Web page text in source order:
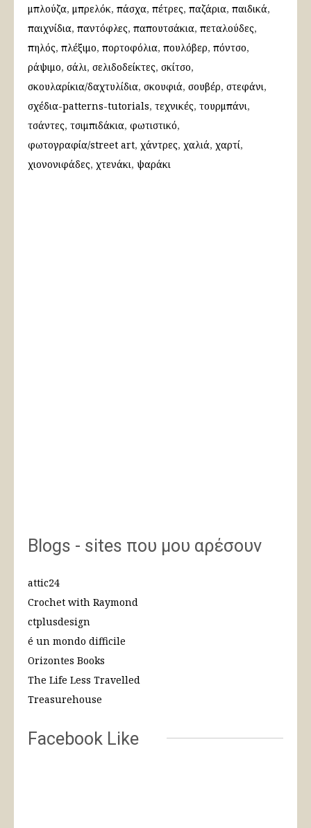
μπλούζα μπρελόκ πάσχα πέτρες παζάρια παιδικά
παιχνίδια παντόφλες παπουτσάκια πεταλούδες
πηλός πλέξιμο πορτοφόλια πουλόβερ πόντσο
ράψιμο σάλι σελιδοδείκτες σκίτσο
σκουλαρίκια/δαχτυλίδια σκουφιά σουβέρ στεφάνι
σχέδια-patterns-tutorials τεχνικές τουρμπάνι
τσάντες τσιμπιδάκια φωτιστικό
φωτογραφία/street art χάντρες χαλιά χαρτί
χιονονιφάδες χτενάκι ψαράκι
Blogs - sites που μου αρέσουν
attic24
Crochet with Raymond
ctplusdesign
é un mondo difficile
Orizontes Books
The Life Less Travelled
Treasurehouse
Facebook Like